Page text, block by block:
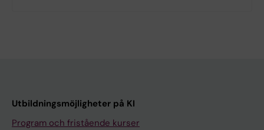
Utbildningsmöjligheter på KI
Program och fristående kurser